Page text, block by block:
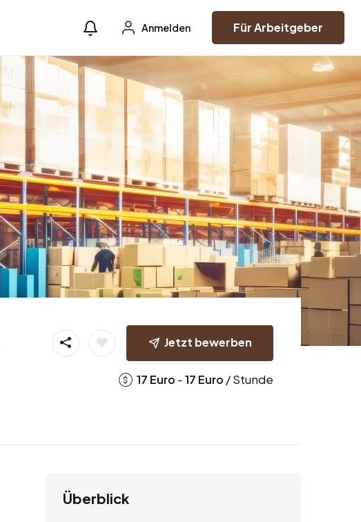
Anmelden Für Arbeitgeber
Jetzt bewerben
17 Euro -17 Euro / Stunde
Überblick